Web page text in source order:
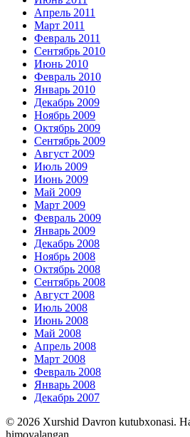
Апрель 2011
Март 2011
Февраль 2011
Сентябрь 2010
Июнь 2010
Февраль 2010
Январь 2010
Декабрь 2009
Ноябрь 2009
Октябрь 2009
Сентябрь 2009
Август 2009
Июль 2009
Июнь 2009
Май 2009
Март 2009
Февраль 2009
Январь 2009
Декабрь 2008
Ноябрь 2008
Октябрь 2008
Сентябрь 2008
Август 2008
Июль 2008
Июнь 2008
Май 2008
Апрель 2008
Март 2008
Февраль 2008
Январь 2008
Декабрь 2007
© 2026 Xurshid Davron kutubxonasi.